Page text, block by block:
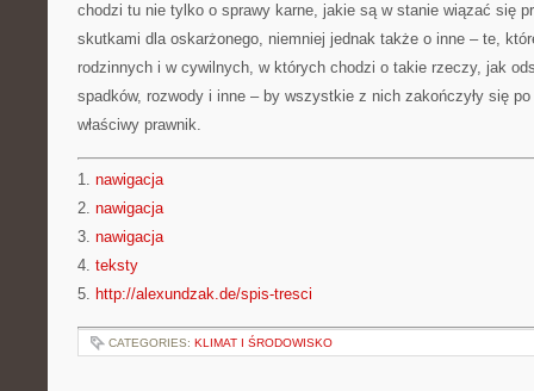
chodzi tu nie tylko o sprawy karne, jakie są w stanie wiązać się
skutkami dla oskarżonego, niemniej jednak także o inne – te,
rodzinnych i w cywilnych, w których chodzi o takie rzeczy, jak
spadków, rozwody i inne – by wszystkie z nich zakończyły się
właściwy prawnik.
1. nawigacja
2. nawigacja
3. nawigacja
4. teksty
5. http://alexundzak.de/spis-tresci
CATEGORIES: KLIMAT I ŚRODOWISKO